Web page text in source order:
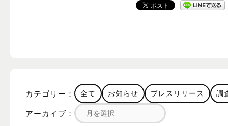
カテゴリー： 全て お知らせ プレスリリース 調
アーカイブ：